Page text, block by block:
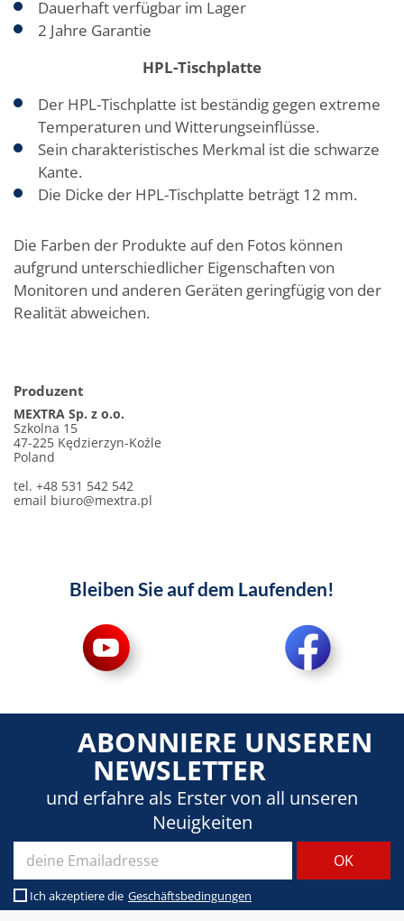
Dauerhaft verfügbar im Lager
2 Jahre Garantie
HPL-Tischplatte
Der HPL-Tischplatte ist beständig gegen extreme
Temperaturen und Witterungseinflüsse.
Sein charakteristisches Merkmal ist die schwarze
Kante.
Die Dicke der HPL-Tischplatte beträgt 12 mm.
Die Farben der Produkte auf den Fotos können
aufgrund unterschiedlicher Eigenschaften von
Monitoren und anderen Geräten geringfügig von der
Realität abweichen.
Produzent
MEXTRA Sp. z o.o.
Szkolna 15
47-225 Kędzierzyn-Koźle
Poland
tel. +48 531 542 542
email biuro@mextra.pl
Bleiben Sie auf dem Laufenden!
ABONNIERE UNSEREN
NEWSLETTER
und erfahre als Erster von all unseren
Neuigkeiten
Ich akzeptiere die Geschäftsbedingungen